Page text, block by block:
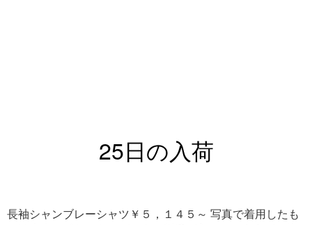
25日の入荷
長袖シャンブレーシャツ￥５，１４５～ 写真で着用したも